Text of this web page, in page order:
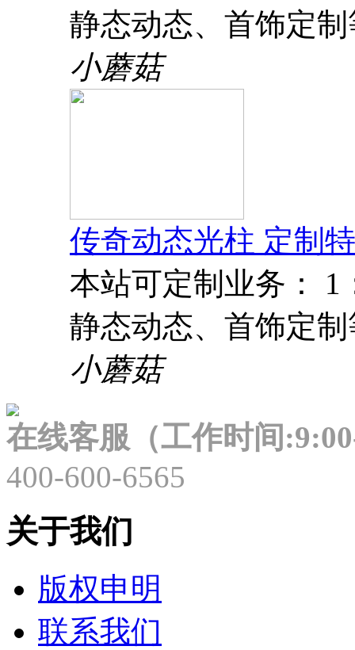
静态动态、首饰定
小蘑菇
传奇动态光柱 定制
本站可定制业务： 1
静态动态、首饰定
小蘑菇
在线客服（工作时间
400-600-6565
关于我们
版权申明
联系我们